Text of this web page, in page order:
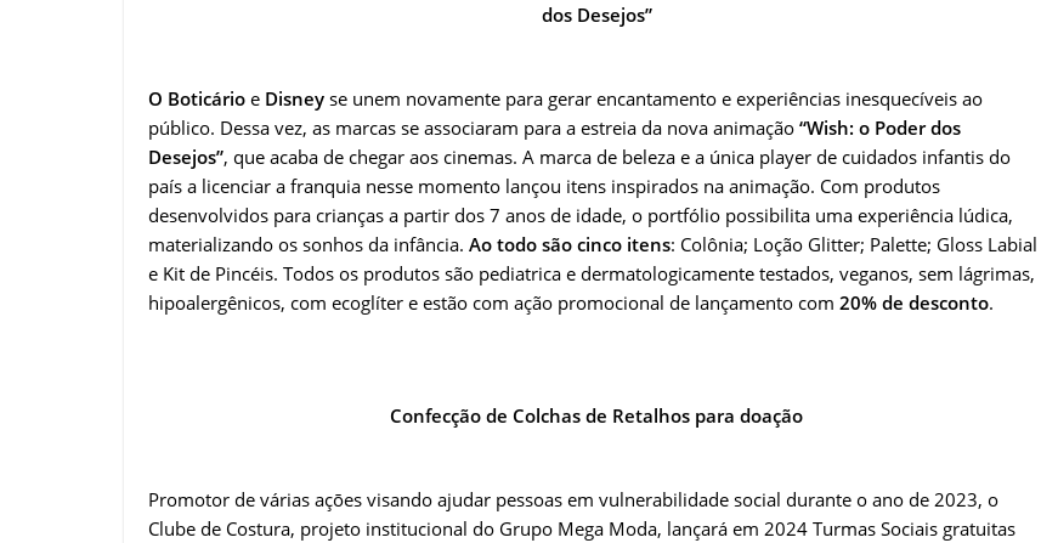
dos Desejos”
O Boticário e Disney se unem novamente para gerar encantamento e experiências inesquecíveis ao
público. Dessa vez, as marcas se associaram para a estreia da nova animação “Wish: o Poder dos
Desejos”, que acaba de chegar aos cinemas. A marca de beleza e a única player de cuidados infantis do
país a licenciar a franquia nesse momento lançou itens inspirados na animação. Com produtos
desenvolvidos para crianças a partir dos 7 anos de idade, o portfólio possibilita uma experiência lúdica,
materializando os sonhos da infância. Ao todo são cinco itens: Colônia; Loção Glitter; Palette; Gloss Labial
e Kit de Pincéis. Todos os produtos são pediatrica e dermatologicamente testados, veganos, sem lágrimas,
hipoalergênicos, com ecoglíter e estão com ação promocional de lançamento com 20% de desconto.
Confecção de Colchas de Retalhos para doação
Promotor de várias açōes visando ajudar pessoas em vulnerabilidade social durante o ano de 2023, o
Clube de Costura, projeto institucional do Grupo Mega Moda, lançará em 2024 Turmas Sociais gratuitas